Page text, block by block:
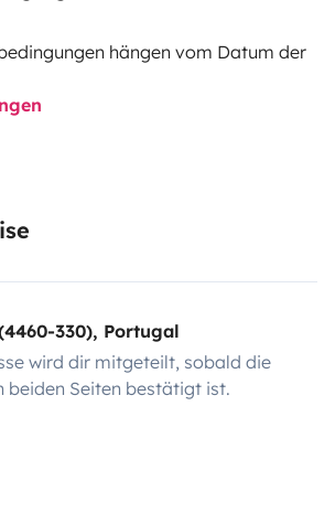
hängen vom Datum der
330), Portugal
wird dir mitgeteilt, sobald die
beiden Seiten bestätigt ist.